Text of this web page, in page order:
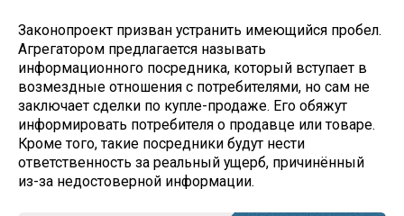
Законопроект призван устранить имеющийся пробел.
Агрегатором предлагается называть
информационного посредника, который вступает в
возмездные отношения с потребителями, но сам не
заключает сделки по купле-продаже. Его обяжут
информировать потребителя о продавце или товаре.
Кроме того, такие посредники будут нести
ответственность за реальный ущерб, причинённый
из-за недостоверной информации.